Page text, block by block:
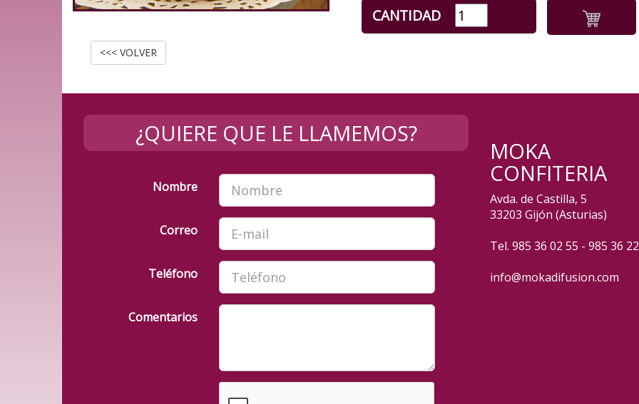
CANTIDAD
<<< VOLVER
¿QUIERE QUE LE LLAMEMOS?
Nombre
Correo
Teléfono
Comentarios
MOKA
CONFITERIA
Avda. de Castilla, 5
33203 Gijón (Asturias)
Tel. 985 36 02 55 - 985 36
info@mokadifusion.com